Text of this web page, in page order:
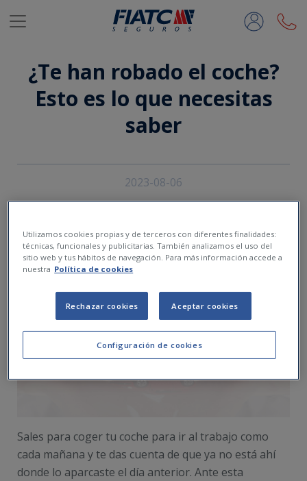
Saltar al contenido principal
¿Te han robado el coche?
Esto es lo que necesitas
saber
2023-08-06
Sales para coger tu coche para ir al trabajo como
cada mañana y te das cuenta de que ya no está ahí
donde lo aparcaste el día anterior. Ante esta
Utilizamos cookies propias y de terceros con diferentes finalidades:
técnicas, funcionales y publicitarias. También analizamos el uso del
sitio web y tus hábitos de navegación. Para más información accede a
nuestra Política de cookies
Configuración de cookies
Rechazar cookies Aceptar cookies